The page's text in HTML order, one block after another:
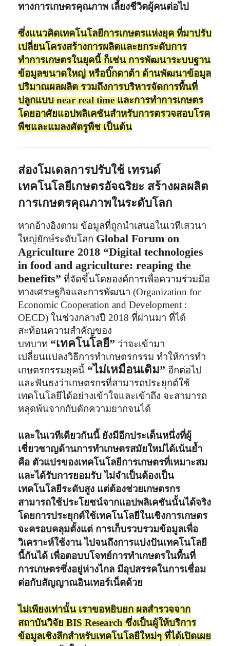
ทางการเกษตรคุณภาพ เลี้ยงชีวิตผู้คนต่อไป
ซึ่งแนวคิดเทคโนโลยีการเกษตรแห่งยุค ที่มาปรับ
เปลี่ยนโครงสร้างการผลิตและยกระดับการ
ทำการเกษตรในยุคนี้ ก็เช่น การพัฒนาระบบฐาน
ข้อมูลขนาดใหญ่ หรือบิ๊กดาต้า ด้านพัฒนาข้อมูล
ปริมาณผลผลิต รวมถึงการบริหารจัดการพื้นที่
ปลูกแบบ near real time และการทำการเกษตร
โดยอาศัยแอปพลิเคชันสำหรับการตรวจสอบโรค
พืชและแมลงศัตรูพืช เป็นต้น
ส่องโมเดลการปรับใช้ เทรนด์
เทคโนโลยีเกษตรอัจฉริยะ สร้างผลผลิต
การเกษตรคุณภาพในระดับโลก
หากอ้างอิงตาม ข้อมูลที่ถูกนำเสนอในเวทีเสวนา
ใหญ่ยักษ์ระดับโลก Global Forum on
Agriculture 2018 “Digital technologies
in food and agriculture: reaping the
benefits” ที่จัดขึ้นโดยองค์การเพื่อความร่วมมือ
ทางเศรษฐกิจและการพัฒนา (Organization for
Economic Cooperation and Development :
OECD) ในช่วงกลางปี 2018 ที่ผ่านมา ที่ได้
สะท้อนความสำคัญของ
บทบาท “เทคโนโลยี” ว่าจะเข้ามา
เปลี่ยนแปลงวิธีการทำเกษตรกรรม ทำให้การทำ
เกษตรกรรมยุคนี้ “ไม่เหมือนเดิม” อีกต่อไป
และฟันธงว่าเกษตรกรที่สามารถประยุกต์ใช้
เทคโนโลยีได้อย่างเข้าใจและเข้าถึง จะสามารถ
หลุดพ้นจากกับดักความยากจนได้
และในเวทีเดียวกันนี้ ยังมีอีกประเด็นหนึ่งที่ผู้
เชี่ยวชาญด้านการทำเกษตรสมัยใหม่ได้เน้นย้ำ
คือ ตัวแปรของเทคโนโลยีการเกษตรที่เหมาะสม
และได้รับการยอมรับ ไม่จำเป็นต้องเป็น
เทคโนโลยีระดับสูง แต่ต้องช่วยเกษตรกร
สามารถใช้ประโยชน์จากแอปพลิเคชันนั้นได้จริง
โดยการประยุกต์ใช้เทคโนโลยีในเชิงการเกษตร
จะครอบคลุมตั้งแต่ การเก็บรวบรวมข้อมูลเพื่อ
วิเคราะห์ใช้งาน ไปจนถึงการแบ่งปันเทคโนโลยี
นี้กันได้ เพื่อตอบบโจทย์การทำเกษตรในพื้นที่
การเกษตรซึ่งอยู่ห่างไกล มีอุปสรรคในการเชื่อม
ต่อกับสัญญาณอินเทอร์เน็ตด้วย
ไม่เพียงเท่านั้น เราขอหยิบยก ผลสำรวจจาก
สถาบันวิจัย BIS Research ซึ่งเป็นผู้ให้บริการ
ข้อมูลเชิงลึกสำหรับเทคโนโลยีใหม่ๆ ที่ได้เปิดเผย